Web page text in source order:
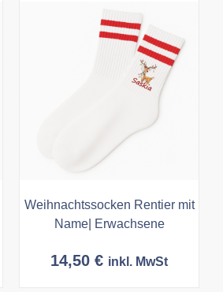
Weihnachtssocken Rentier mit
Name| Erwachsene
14,50€ inkl. MwSt